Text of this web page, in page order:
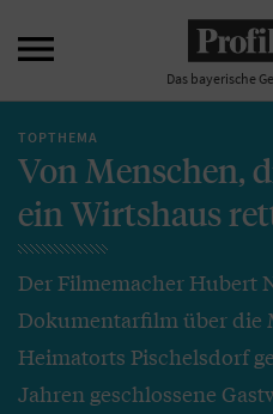

Das bayerische
TOPTHEMA
Von Menschen,
ein Wirtshaus
Der Filmemacher Hubert
Dokumentarfilm über die
Heimatorts Pischelsdorf
Jahren geschlossene